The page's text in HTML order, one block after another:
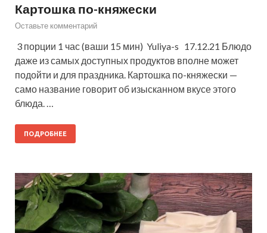
Картошка по-княжески
Оставьте комментарий
3 порции 1 час (ваши 15 мин) Yuliya-s 17.12.21 Блюдо
даже из самых доступных продуктов вполне может
подойти и для праздника. Картошка по-княжески —
само название говорит об изысканном вкусе этого
блюда. …
ПОДРОБНЕЕ